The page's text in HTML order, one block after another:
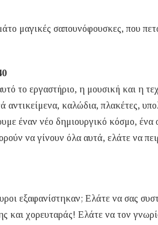
μαγικές σαπουνόφουσκες, που
το εργαστήριο, η μουσική και η
καλώδια, πλακέτες,
έναν νέο δημιουργικό κόσμο, ένα
να γίνουν όλα αυτά, ελάτε να
εξαφανίστηκαν; Ελάτε να σας
και χορευταράς! Ελάτε να τον